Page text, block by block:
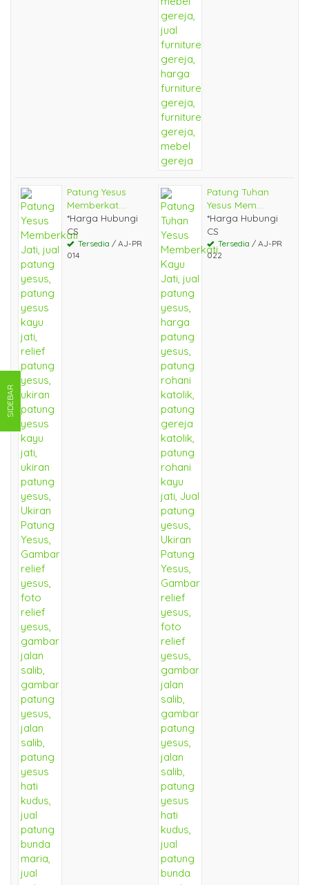
Patung Yesus
Memberkat....
*Harga Hubungi
CS
Tersedia / AJ-PR
014
Patung Tuhan
Yesus Mem....
*Harga Hubungi
CS
Tersedia / AJ-PR
022
SIDEBAR